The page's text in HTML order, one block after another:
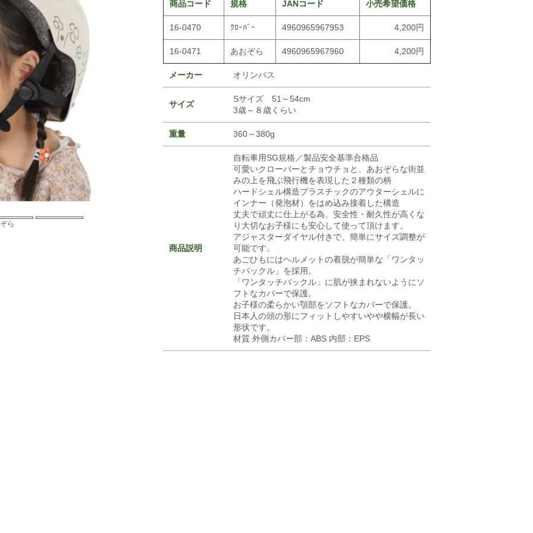
ら
商品コード 規格 JANコード 小売希望価格
16-0470 ｸﾛｰﾊﾞｰ 4960965967953 4,200円
16-0471 あおぞら 4960965967960 4,200円
メーカー オリンパス
サイズ
Sサイズ 51～54cm
3歳～８歳くらい
重量 360～380g
商品説明
自転車用SG規格／製品安全基準合格品
可愛いクローバーとチョウチョと、あおぞらな街並
みの上を飛ぶ飛行機を表現した２種類の柄
ハードシェル構造プラスチックのアウターシェルに
インナー（発泡材）をはめ込み接着した構造
丈夫で頑丈に仕上がる為、安全性・耐久性が高くな
り大切なお子様にも安心して使って頂けます。
アジャスターダイヤル付きで、簡単にサイズ調整が
可能です。
あごひもにはヘルメットの着脱が簡単な「ワンタッ
チバックル」を採用。
「ワンタッチバックル」に肌が挟まれないようにソ
フトなカバーで保護。
お子様の柔らかい顎部をソフトなカバーで保護。
日本人の頭の形にフィットしやすいやや横幅が長い
形状です。
材質 外側カバー部：ABS 内部：EPS